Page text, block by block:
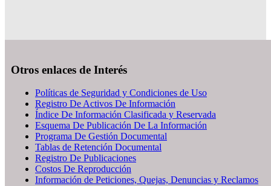
Otros enlaces de Interés
Políticas de Seguridad y Condiciones de Uso
Registro De Activos De Información
Índice De Información Clasificada y Reservada
Esquema De Publicación De La Información
Programa De Gestión Documental
Tablas de Retención Documental
Registro De Publicaciones
Costos De Reproducción
Información de Peticiones, Quejas, Denuncias y Reclamos